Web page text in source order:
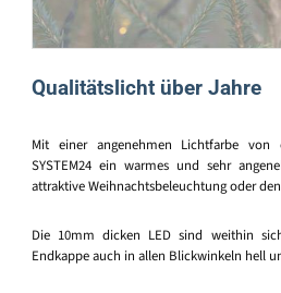
Qualitätslicht über Jahre
Mit einer angenehmen Lichtfarbe von
SYSTEM24 ein warmes und sehr
attraktive Weihnachtsbeleuchtung oder
Die 10mm dicken LED sind weithin
Endkappe auch in allen Blickwinkeln hell